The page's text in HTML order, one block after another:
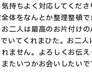
持ちよく対応してくださ
体をなんとか整理整頓で
お二人は最高のお片付けの
でいてくれまひた。お二人
ません。よろしくお伝え
たいつかお会いしたいで